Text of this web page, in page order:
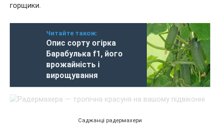
горщики.
Читайте також:
Опис сорту огірка
Барабулька f1, його
врожайність і
вирощування
Саджанці радермахери